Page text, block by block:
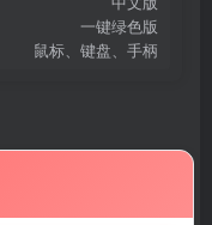
一键绿色版
鼠标、键盘、手柄